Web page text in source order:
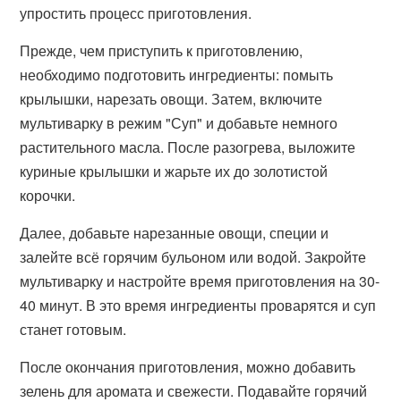
упростить процесс приготовления.
Прежде, чем приступить к приготовлению,
необходимо подготовить ингредиенты: помыть
крылышки, нарезать овощи. Затем, включите
мультиварку в режим "Суп" и добавьте немного
растительного масла. После разогрева, выложите
куриные крылышки и жарьте их до золотистой
корочки.
Далее, добавьте нарезанные овощи, специи и
залейте всё горячим бульоном или водой. Закройте
мультиварку и настройте время приготовления на 30-
40 минут. В это время ингредиенты проварятся и суп
станет готовым.
После окончания приготовления, можно добавить
зелень для аромата и свежести. Подавайте горячий